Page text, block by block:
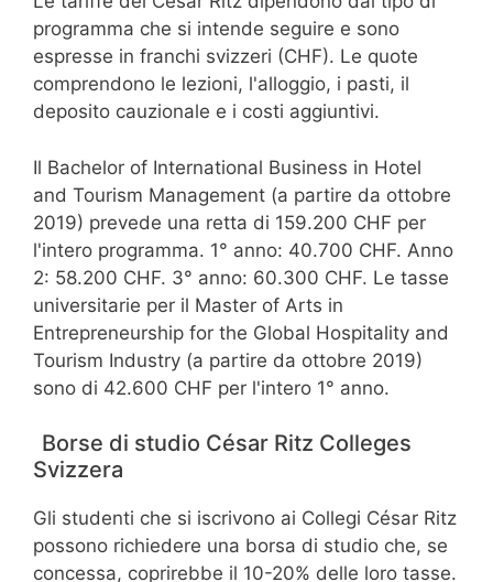
programma che si intende seguire e sono
espresse in franchi svizzeri (CHF). Le quote
comprendono le lezioni, l'alloggio, i pasti, il
deposito cauzionale e i costi aggiuntivi.
Il Bachelor of International Business in Hotel
and Tourism Management (a partire da ottobre
2019) prevede una retta di 159.200 CHF per
l'intero programma. 1° anno: 40.700 CHF. Anno
2: 58.200 CHF. 3° anno: 60.300 CHF. Le tasse
universitarie per il Master of Arts in
Entrepreneurship for the Global Hospitality and
Tourism Industry (a partire da ottobre 2019)
sono di 42.600 CHF per l'intero 1° anno.
Borse di studio César Ritz Colleges
Svizzera
Gli studenti che si iscrivono ai Collegi César Ritz
possono richiedere una borsa di studio che, se
concessa, coprirebbe il 10-20% delle loro tasse.